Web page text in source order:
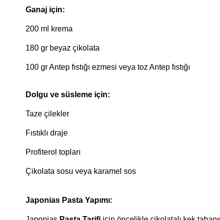
Ganaj için:
200 ml krema
180 gr beyaz çikolata
100 gr Antep fıstığı ezmesi veya toz Antep fıstığı
Dolgu ve süsleme için:
Taze çilekler
Fıstıklı draje
Profiterol topları
Çikolata sosu veya karamel sos
Japonias Pasta Yapımı: